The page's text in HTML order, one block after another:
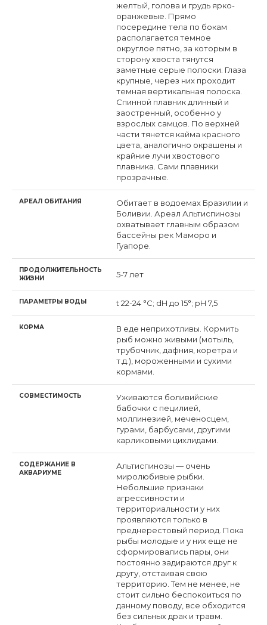
желтый, голова и грудь ярко-
оранжевые. Прямо
посередине тела по бокам
располагается темное
округлое пятно, за которым в
сторону хвоста тянутся
заметные серые полоски. Глаза
крупные, через них проходит
темная вертикальная полоска.
Спинной плавник длинный и
заостренный, особенно у
взрослых самцов. По верхней
части тянется кайма красного
цвета, аналогично окрашены и
крайние лучи хвостового
плавника. Сами плавники
прозрачные.
АРЕАЛ ОБИТАНИЯ
Обитает в водоемах Бразилии и
Боливии. Ареал Альтиспинозы
охватывает главным образом
бассейны рек Маморо и
Гуапоре.
ПРОДОЛЖИТЕЛЬНОСТЬ
ЖИЗНИ
5-7 лет
ПАРАМЕТРЫ ВОДЫ t 22-24 °С; dH до 15°; pH 7,5
КОРМА
В еде неприхотливы. Кормить
рыб можно живыми (мотыль,
трубочник, дафния, коретра и
т.д.), мороженными и сухими
кормами.
СОВМЕСТИМОСТЬ
Уживаются боливийские
бабочки с пецилией,
моллинезией, меченосцем,
гурами, барбусами, другими
карликовыми цихлидами.
СОДЕРЖАНИЕ В
АКВАРИУМЕ
Альтиспинозы — очень
миролюбивые рыбки.
Небольшие признаки
агрессивности и
территориальности у них
проявляются только в
преднерестовый период. Пока
рыбы молодые и у них еще не
сформировались пары, они
постоянно задираются друг к
другу, отстаивая свою
территорию. Тем не менее, не
стоит сильно беспокоиться по
данному поводу, все обходится
без сильных драк и травм.